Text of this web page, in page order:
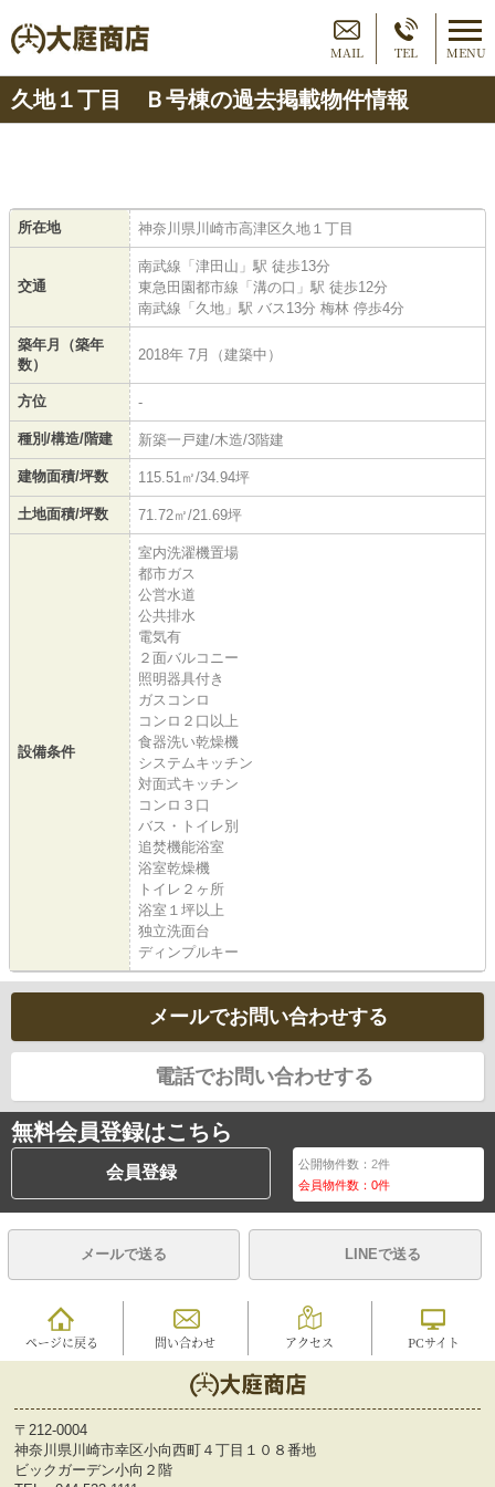
MAIL TEL MENU
久地１丁目 Ｂ号棟の過去掲載物件情報
所在地 神奈川県川崎市高津区久地１丁目
交通
南武線「津田山」駅 徒歩13分
東急田園都市線「溝の口」駅 徒歩12分
南武線「久地」駅 バス13分 梅林 停歩4分
築年月（築年
数）
2018年 7月（建築中）
方位 -
種別/構造/階建 新築一戸建/木造/3階建
建物面積/坪数 115.51㎡/34.94坪
土地面積/坪数 71.72㎡/21.69坪
設備条件
室内洗濯機置場
都市ガス
公営水道
公共排水
電気有
２面バルコニー
照明器具付き
ガスコンロ
コンロ２口以上
食器洗い乾燥機
システムキッチン
対面式キッチン
コンロ３口
バス・トイレ別
追焚機能浴室
浴室乾燥機
トイレ２ヶ所
浴室１坪以上
独立洗面台
ディンプルキー
メールでお問い合わせする
電話でお問い合わせする
無料会員登録はこちら
会員登録 公開物件数：2件
会員物件数：0件
メールで送る LINEで送る
ページに戻る 問い合わせ アクセス PCサイト
〒212-0004
神奈川県川崎市幸区小向西町４丁目１０８番地
ビックガーデン小向２階